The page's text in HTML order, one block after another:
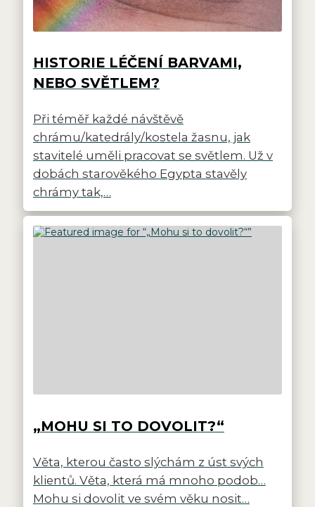
HISTORIE LÉČENÍ BARVAMI,
NEBO SVĚTLEM?
Při téměř každé návštěvě
chrámu/katedrály/kostela žasnu, jak
stavitelé uměli pracovat se světlem. Už v
dobách starověkého Egypta stavěly
chrámy tak,…
„MOHU SI TO DOVOLIT?“
Věta, kterou často slýchám z úst svých
klientů. Věta, která má mnoho podob…
Mohu si dovolit ve svém věku nosit…